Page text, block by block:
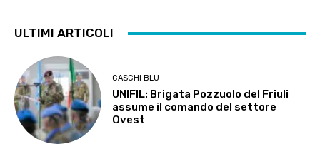
ULTIMI ARTICOLI
CASCHI BLU
UNIFIL: Brigata Pozzuolo del Friuli
assume il comando del settore
Ovest